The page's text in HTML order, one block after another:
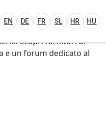
Planning
Austria, Italy,
di
wedding in Slovenia,
Scopri fornitori di
e un forum dedicato al
EN DE FR SL HR HU